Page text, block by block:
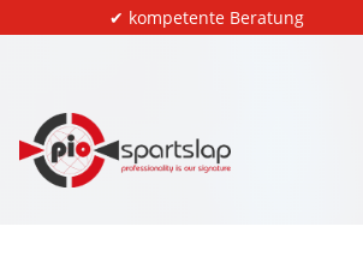
✔ kompetente Beratung